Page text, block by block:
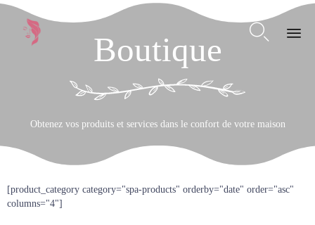

Boutique
Obtenez vos produits et services dans le confort de votre maison
[product_category category="spa-products" orderby="date" order="asc"
columns="4"]